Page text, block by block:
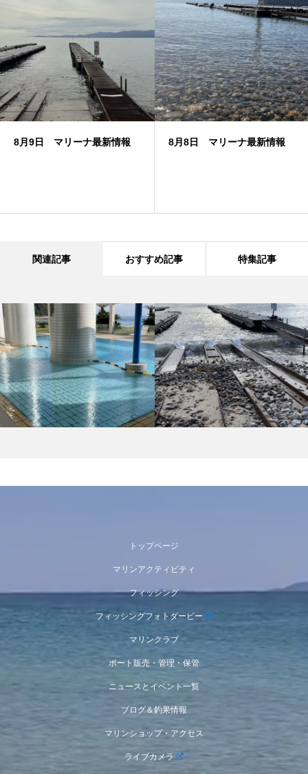
8月9日 マリーナ最新情報 8月8日 マリーナ最新情報
関連記事 おすすめ記事 特集記事
トップページ
マリンアクティビティ
フィッシング
フィッシングフォトダービー
マリンクラブ
ボート販売・管理・保管
ニュースとイベント一覧
ブログ＆釣果情報
マリンショップ・アクセス
ライブカメラ